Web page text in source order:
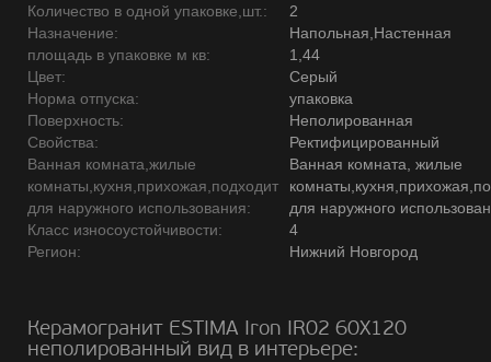
Количество в одной упаковке,шт.:
2
Назначение:
Напольная,Настенная
площадь в упаковке м кв:
1,44
Цвет:
Серый
Норма отпуска:
упаковка
Поверхность:
Неполированная
Свойства:
Ректифицированный
Ванная комната,жилые
комнаты,кухня,прихожая,подходит
для наружного использования:
Ванная комната, жилые
для наружного
Класс износоустойчивости:
4
Регион:
Нижний Новгород
Керамогранит ESTIMA Iron IR02 60X120
неполированный вид в интерьере: